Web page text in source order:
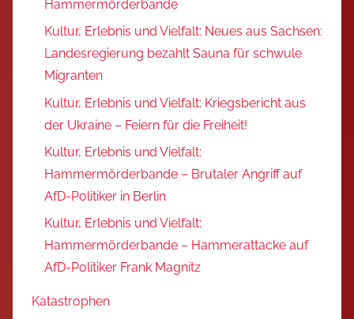
Hammermörderbande
Kultur, Erlebnis und Vielfalt: Neues aus Sachsen:
Landesregierung bezahlt Sauna für schwule
Migranten
Kultur, Erlebnis und Vielfalt: Kriegsbericht aus
der Ukraine – Feiern für die Freiheit!
Kultur, Erlebnis und Vielfalt:
Hammermörderbande – Brutaler Angriff auf
AfD-Politiker in Berlin
Kultur, Erlebnis und Vielfalt:
Hammermörderbande – Hammerattacke auf
AfD-Politiker Frank Magnitz
Katastrophen